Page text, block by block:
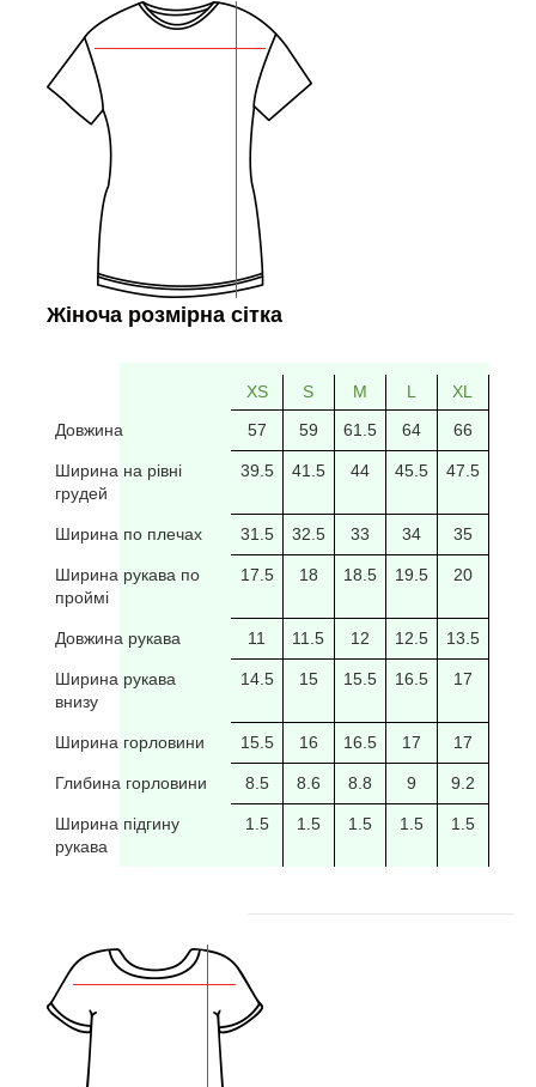
Жіноча розмірна сітка
XS S M L XL
Довжина
57 59 61.5 64 66
Ширина на рівні
грудей
39.5 41.5 44 45.5 47.5
Ширина по плечах 31.5 32.5 33 34 35
Ширина рукава по
проймі
17.5 18 18.5 19.5 20
Довжина рукава 11 11.5 12 12.5 13.5
Ширина рукава
внизу
14.5 15 15.5 16.5 17
Ширина горловини 15.5 16 16.5 17 17
Глибина горловини 8.5 8.6 8.8 9 9.2
Ширина підгину
рукава
1.5 1.5 1.5 1.5 1.5